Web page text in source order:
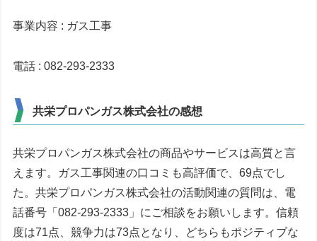
事業内容 : ガス工事
電話 : 082-293-2333
共栄プロパンガス株式会社の感想
共栄プロパンガス株式会社の商品やサービスは高質と言
えます。ガス工事関連の口コミも高評価で、69点でし
た。共栄プロパンガス株式会社の活動関連の質問は、電
話番号「082-293-2333」にご相談をお願いします。信頼
度は71点、競争力は73点となり、どちらもポジティブな